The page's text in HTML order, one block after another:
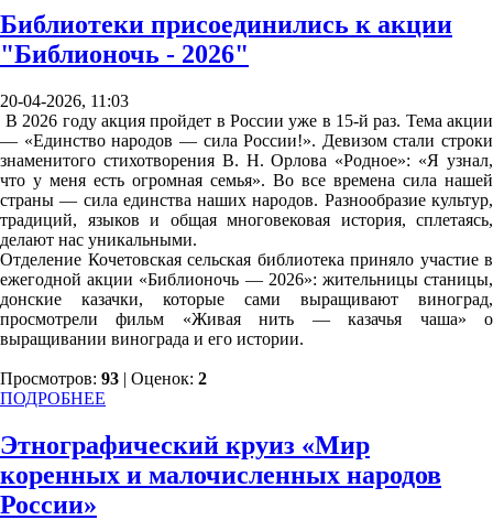
Библиотеки присоединились к акции
"Библионочь - 2026"
20-04-2026, 11:03
В 2026 году акция пройдет в России уже в 15-й раз. Тема акции
— «Единство народов — сила России!». Девизом стали строки
знаменитого стихотворения В. Н. Орлова «Родное»: «Я узнал,
что у меня есть огромная семья». Во все времена сила нашей
страны — сила единства наших народов. Разнообразие культур,
традиций, языков и общая многовековая история, сплетаясь,
делают нас уникальными.
Отделение Кочетовская сельская библиотека приняло участие в
ежегодной акции «Библионочь — 2026»: жительницы станицы,
донские казачки, которые сами выращивают виноград,
просмотрели фильм «Живая нить — казачья чаша» о
выращивании винограда и его истории.
Просмотров: 93 | Оценок: 2
ПОДРОБНЕЕ
Этнографический круиз «Мир
коренных и малочисленных народов
России»